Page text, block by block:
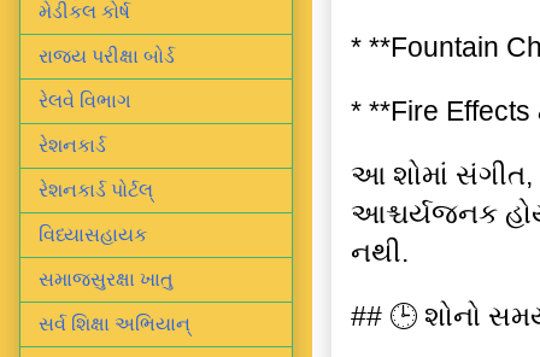
* **Fountain
* **Fire Effects
આ શોમાં સંગીત,
આશ્ચર્યજનક
નથી.
## 🕒 શોનો
મેડીકલ કોર્ષ
રાજ્ય પરીક્ષા બોર્ડ
રેલવે વિભાગ
રેશનકાર્ડ
રેશનકાર્ડ પોર્ટલ્
વિધ્યાસહાયક
સમાજસુરક્ષા ખાતુ
સર્વ શિક્ષા અભિયાન્